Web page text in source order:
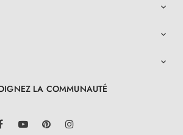



LA COMMUNAUTÉ
FacebookYouTube Pinterest